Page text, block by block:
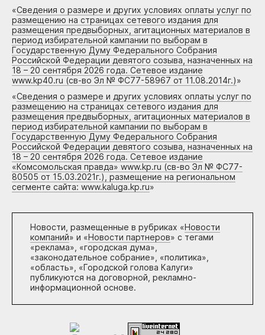
«Сведения о размере и других условиях оплаты услуг по
размещению на страницах сетевого издания для
размещения предвыборных, агитационных материалов в
период избирательной кампании по выборам в
Государственную Думу Федерального Собрания
Российской Федерации девятого созыва, назначенных на
18 – 20 сентября 2026 года. Сетевое издание
www.kp40.ru (св-во Эл № ФС77-58967 от 11.08.2014г.)»
«Сведения о размере и других условиях оплаты услуг по
размещению на страницах сетевого издания для
размещения предвыборных, агитационных материалов в
период избирательной кампании по выборам в
Государственную Думу Федерального Собрания
Российской Федерации девятого созыва, назначенных на
18 – 20 сентября 2026 года. Сетевое издание
«Комсомольская правда» www.kp.ru (св-во Эл № ФС77-
80505 от 15.03.2021г.), размещение на региональном
сегменте сайта: www.kaluga.kp.ru»
Новости, размещенные в рубриках «Новости
компаний» и «Новости партнеров» с тегами
«реклама», «городская дума»,
«законодательное собрание», «политика»,
«область», «Городской голова Калуги»
публикуются на договорной, рекламно-
информационной основе.